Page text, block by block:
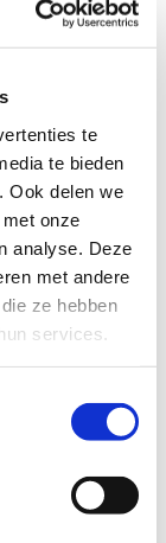
te
te bieden
Ook delen we
onze
analyse. Deze
met andere
ze hebben
services.
impact
kan
keten
en
ontstaat,
en
dossiers
met
het